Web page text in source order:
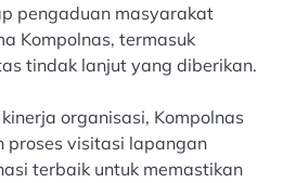
pengaduan masyarakat
Kompolnas, termasuk
tindak lanjut yang diberikan.
organisasi, Kompolnas
proses visitasi lapangan
terbaik untuk memastikan